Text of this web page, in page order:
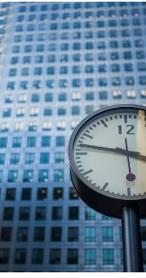
REHABILITACIÓN EN
FACHADAS